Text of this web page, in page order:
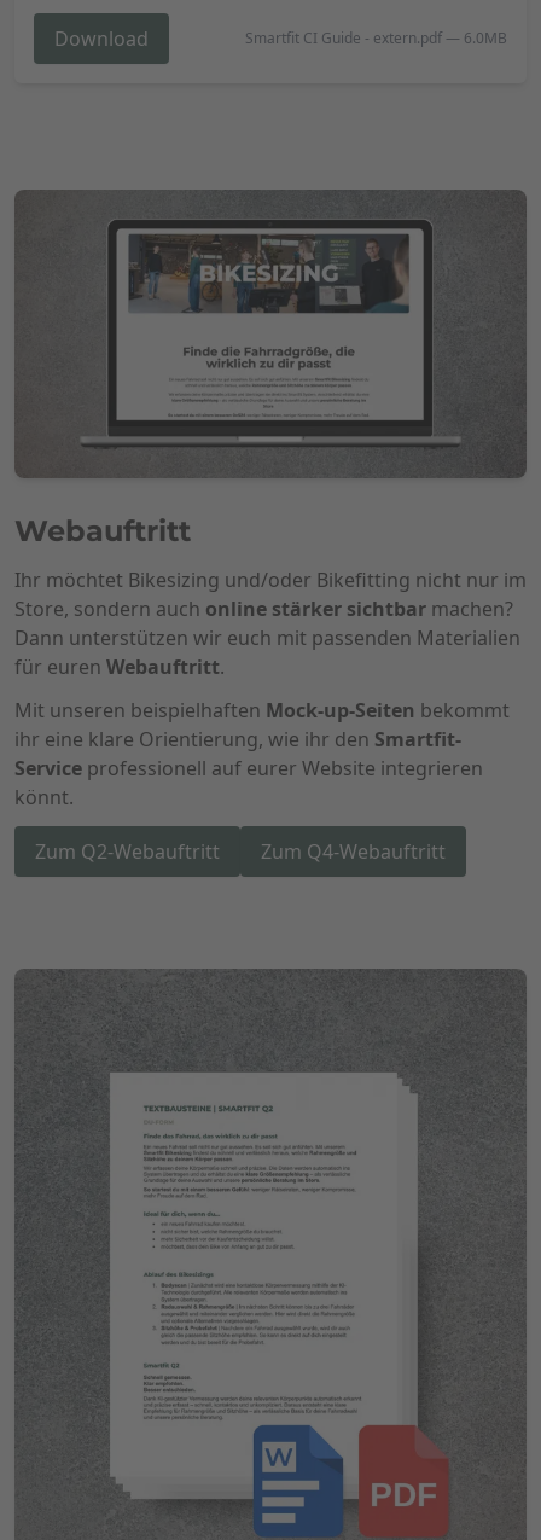
Download Smartfit CI Guide - extern.pdf — 6.0MB
Webauftritt
Ihr möchtet Bikesizing und/oder Bikefitting nicht nur im
Store, sondern auch online stärker sichtbar machen?
Dann unterstützen wir euch mit passenden Materialien
für euren Webauftritt.
Mit unseren beispielhaften Mock-up-Seiten bekommt
ihr eine klare Orientierung, wie ihr den Smartfit-
Service professionell auf eurer Website integrieren
könnt.
Zum Q2-Webauftritt Zum Q4-Webauftritt